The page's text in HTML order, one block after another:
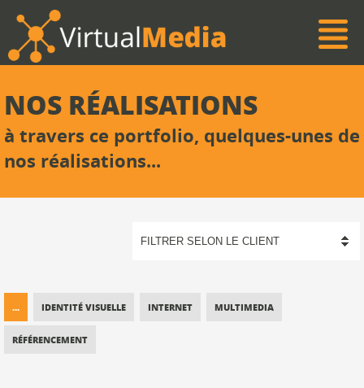
NOS RÉALISATIONS
à travers ce portfolio, quelques-unes de
nos réalisations...
... IDENTITÉ VISUELLE INTERNET MULTIMEDIA
RÉFÉRENCEMENT